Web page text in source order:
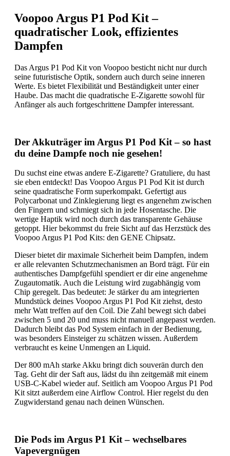
Voopoo Argus P1 Pod Kit –
quadratischer Look, effizientes
Dampfen
Das Argus P1 Pod Kit von Voopoo besticht nicht nur durch
seine futuristische Optik, sondern auch durch seine inneren
Werte. Es bietet Flexibilität und Beständigkeit unter einer
Haube. Das macht die quadratische E-Zigarette sowohl für
Anfänger als auch fortgeschrittene Dampfer interessant.
Der Akkuträger im Argus P1 Pod Kit – so hast
du deine Dampfe noch nie gesehen!
Du suchst eine etwas andere E-Zigarette? Gratuliere, du hast
sie eben entdeckt! Das Voopoo Argus P1 Pod Kit ist durch
seine quadratische Form superkompakt. Gefertigt aus
Polycarbonat und Zinklegierung liegt es angenehm zwischen
den Fingern und schmiegt sich in jede Hosentasche. Die
wertige Haptik wird noch durch das transparente Gehäuse
getoppt. Hier bekommst du freie Sicht auf das Herzstück des
Voopoo Argus P1 Pod Kits: den GENE Chipsatz.
Dieser bietet dir maximale Sicherheit beim Dampfen, indem
er alle relevanten Schutzmechanismen an Bord trägt. Für ein
authentisches Dampfgefühl spendiert er dir eine angenehme
Zugautomatik. Auch die Leistung wird zugabhängig vom
Chip geregelt. Das bedeutet: Je stärker du am integrierten
Mundstück deines Voopoo Argus P1 Pod Kit ziehst, desto
mehr Watt treffen auf den Coil. Die Zahl bewegt sich dabei
zwischen 5 und 20 und muss nicht manuell angepasst werden.
Dadurch bleibt das Pod System einfach in der Bedienung,
was besonders Einsteiger zu schätzen wissen. Außerdem
verbraucht es keine Unmengen an Liquid.
Der 800 mAh starke Akku bringt dich souverän durch den
Tag. Geht dir der Saft aus, lädst du ihn zeitgemäß mit einem
USB-C-Kabel wieder auf. Seitlich am Voopoo Argus P1 Pod
Kit sitzt außerdem eine Airflow Control. Hier regelst du den
Zugwiderstand genau nach deinen Wünschen.
Die Pods im Argus P1 Kit – wechselbares
Vapevergnügen